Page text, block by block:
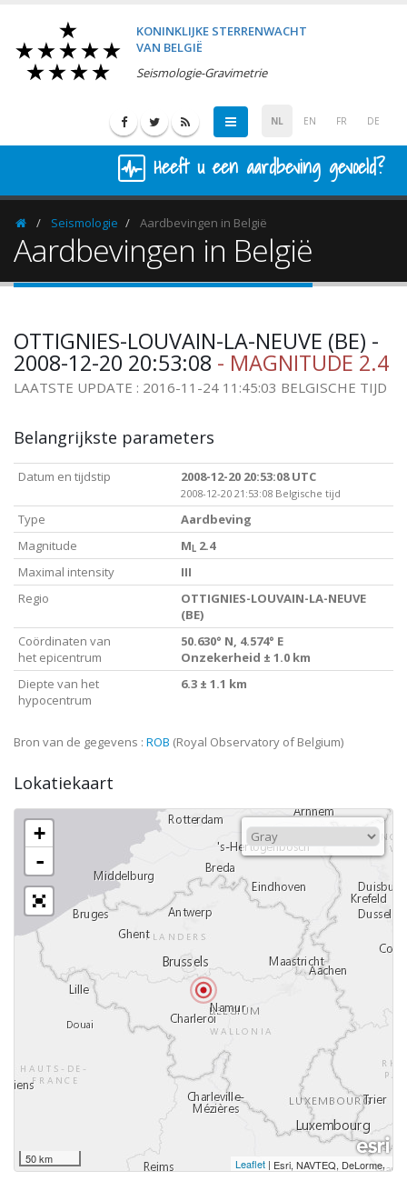
KONINKLIJKE STERRENWACHT
VAN BELGIË
Seismologie-Gravimetrie
NL EN FR DE
Heeft u een aardbeving gevoeld?
HomepageSeismologie Aardbevingen in België
Aardbevingen in België
OTTIGNIES-LOUVAIN-LA-NEUVE (BE) -
2008-12-20 20:53:08 - MAGNITUDE 2.4
LAATSTE UPDATE : 2016-11-24 11:45:03 BELGISCHE TIJD
Belangrijkste parameters
Datum en tijdstip 2008-12-20 20:53:08 UTC
2008-12-20 21:53:08 Belgische tijd
Type
Aardbeving
Magnitude
M L 2.4
Maximal intensity
III
Regio
OTTIGNIES-LOUVAIN-LA-NEUVE
(BE)
Coördinaten van
het epicentrum
50.630° N, 4.574° E
Onzekerheid ± 1.0 km
Diepte van het
hypocentrum
6.3 ± 1.1 km
Bron van de gegevens : ROB (Royal Observatory of Belgium)
Lokatiekaart
+
-
50 km Leaflet | Esri, NAVTEQ, DeLorme,